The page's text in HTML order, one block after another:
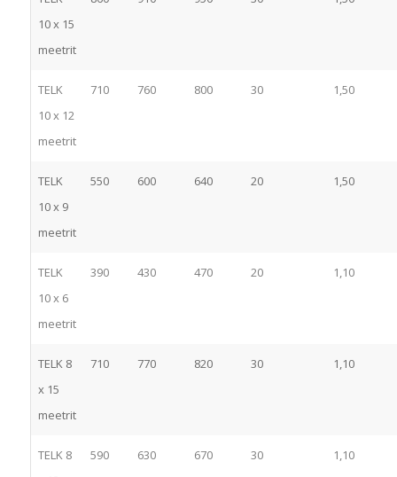
10 x 15
meetrit
TELK
10 x 12
meetrit
710 760 800 30 1,50
TELK
10 x 9
meetrit
550 600 640 20 1,50
TELK
10 x 6
meetrit
390 430 470 20 1,10
TELK 8
x 15
meetrit
710 770 820 30 1,10
TELK 8
590 630 670 30 1,10